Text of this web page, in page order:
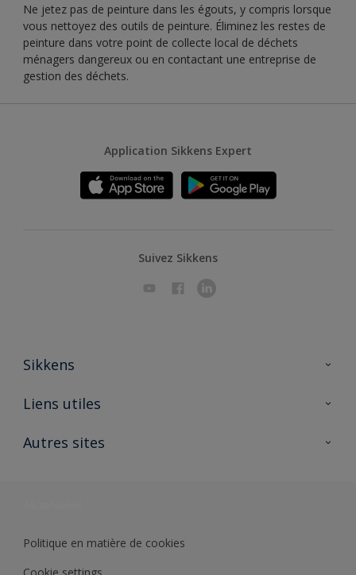
Ne jetez pas de peinture dans les égouts, y compris lorsque
vous nettoyez des outils de peinture. Éliminez les restes de
peinture dans votre point de collecte local de déchets
ménagers dangereux ou en contactant une entreprise de
gestion des déchets.
Application Sikkens Expert
Suivez Sikkens
Sikkens
A propos de Sikkens
Liens utiles
Ouvrir un magasin PASS
Autres sites
Politique en matière de cookies
Cookie settings